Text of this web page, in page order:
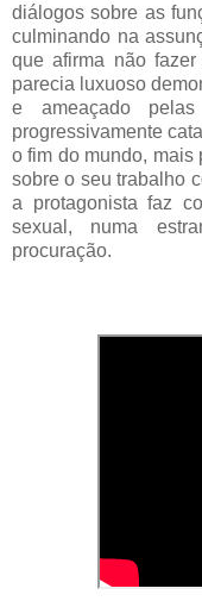
diálogos sobre as
culminando na
que afirma não
parecia luxuoso
e ameaçado
progressivamente
o fim do mundo, mais
sobre o seu trabalho
a protagonista faz
sexual, numa
procuração.